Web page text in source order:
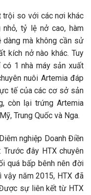
so với các nơi khác
tỷ lệ nở cao, hàm
dàng mà không cần sử
kích nở nào khác. Tuy
có 1 nhà máy sản xuất
nuôi Artemia đáp
tế của các cơ sở sản
còn lại trứng Artemia
Trung Quốc và Nga.
nghiệp Doanh Điền
đây HTX chuyên
quá bấp bênh nên đời
vậy năm 2015, HTX đã
sự liên kết từ HTX